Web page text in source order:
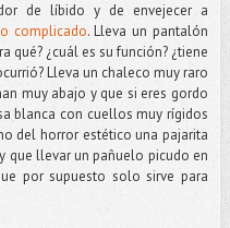
de líbido y de envejecer a
complicado. Lleva un pantalón
qué? ¿cuál es su función? ¿tiene
Lleva un chaleco muy raro
muy abajo y que si eres gordo
blanca con cuellos muy rígidos
del horror estético una pajarita
que llevar un pañuelo picudo en
por supuesto solo sirve para